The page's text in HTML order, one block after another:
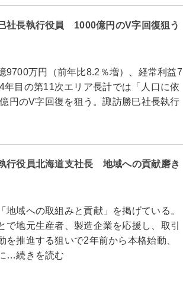
社長執行役員 1000億円のV字回復狙う
万円（前年比8.2％増）、経常利益7
目の第11次エリア長計では「人口に依
円のV字回復を狙う。諏訪勝巳社長執行
行役員北海道支社長 地域への貢献磨き
域への取組みと貢献」を掲げている。
地元生産者、製造企業を応援し、取引
推進する狙いで2年前から本格始動、
…続きを読む